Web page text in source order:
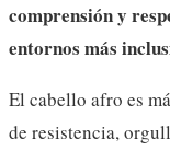
comprensión y
entornos más
El cabello afro es
de resistencia,